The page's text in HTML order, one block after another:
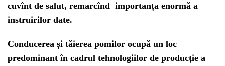
cuvînt de salut, remarcînd importanța enormă a
instruirilor date.
Conducerea și tăierea pomilor ocupă un loc
predominant în cadrul tehnologiilor de producție a